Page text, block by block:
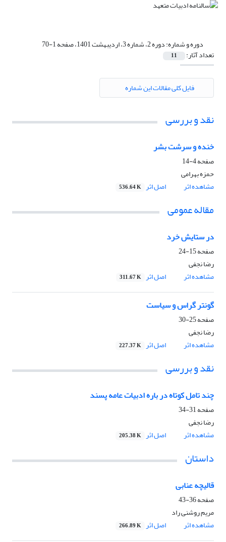
دوره و شماره:دوره 2، شماره 3، اردیبهشت 1401، صفحه 1-70
تعداد آثار: 11
فایل کلی مقالات این شماره
نقد و بررسی
خنده و سرشت بشر
صفحه4-14
حمزه بهرامی
مشاهده اثر
اصل اثر 536.64 K
مقاله عمومی
در ستایش خرد
صفحه15-24
رضا نجفی
مشاهده اثر
اصل اثر 311.67 K
گونتر گراس و سیاست
صفحه25-30
رضا نجفی
مشاهده اثر
اصل اثر 227.37 K
نقد و بررسی
چند تامل کوتاه در باره ادبیات عامه پسند
صفحه31-34
رضا نجفی
مشاهده اثر
اصل اثر 205.38 K
داستان
قالیچه عنابی
صفحه36-43
مریم روشنی راد
مشاهده اثر
اصل اثر 266.89 K